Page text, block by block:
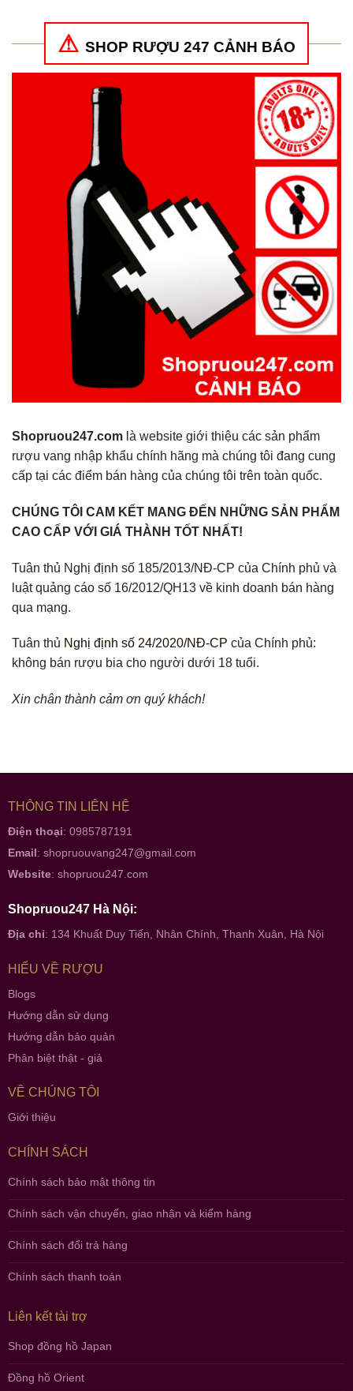
SHOP RƯỢU 247 CẢNH BÁO
Shopruou247.com là website giới thiệu các sản phẩm
rượu vang nhập khẩu chính hãng mà chúng tôi đang cung
cấp tại các điểm bán hàng của chúng tôi trên toàn quốc.
CHÚNG TÔI CAM KẾT MANG ĐẾN NHỮNG SẢN PHẨM
CAO CẤP VỚI GIÁ THÀNH TỐT NHẤT!
Tuân thủ Nghị định số 185/2013/NĐ-CP của Chính phủ và
luật quảng cáo số 16/2012/QH13 về kinh doanh bán hàng
qua mạng.
Tuân thủ Nghị định số 24/2020/NĐ-CP của Chính phủ:
không bán rượu bia cho người dưới 18 tuổi.
Xin chân thành cảm ơn quý khách!
THÔNG TIN LIÊN HỆ
Điện thoại: 0985787191
Email: shopruouvang247@gmail.com
Website: shopruou247.com
Shopruou247 Hà Nội:
Địa chỉ: 134 Khuất Duy Tiến, Nhân Chính, Thanh Xuân, Hà Nội
HIỂU VỀ RƯỢU
Blogs
Hướng dẫn sử dụng
Hướng dẫn bảo quản
Phân biệt thật - giả
VỀ CHÚNG TÔI
Giới thiệu
CHÍNH SÁCH
Chính sách bảo mật thông tin
Chính sách vận chuyển, giao nhận và kiểm hàng
Chính sách đổi trả hàng
Chính sách thanh toán
Liên kết tài trợ
Shop đồng hồ Japan
Đồng hồ Orient